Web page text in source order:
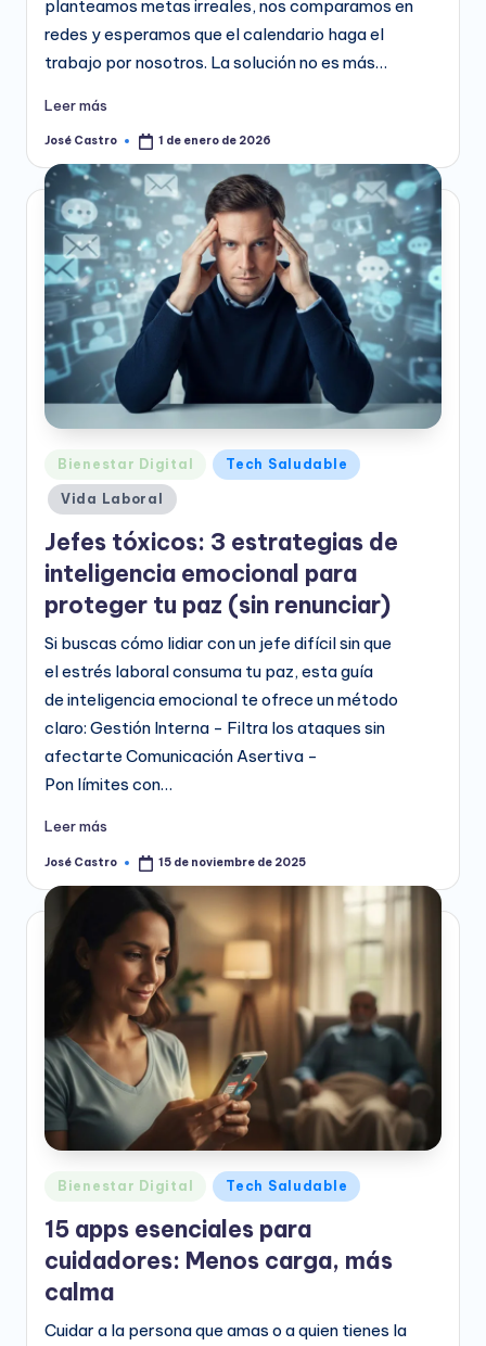
planteamos metas irreales, nos comparamos en
redes y esperamos que el calendario haga el
trabajo por nosotros. La solución no es más…
Leer más
Publicado
José Castro 1 de enero de 2026
Publicado
en
Bienestar Digital Tech Saludable
Vida Laboral
Jefes tóxicos: 3 estrategias de
inteligencia emocional para
proteger tu paz (sin renunciar)
Si buscas cómo lidiar con un jefe difícil sin que
el estrés laboral consuma tu paz, esta guía
de inteligencia emocional te ofrece un método
claro: Gestión Interna - Filtra los ataques sin
afectarte Comunicación Asertiva -
Pon límites con…
Leer más
Publicado
José Castro 15 de noviembre de 2025
Publicado
Bienestar Digital Tech Saludable
15 apps esenciales para
cuidadores: Menos carga, más
calma
Cuidar a la persona que amas o a quien tienes la